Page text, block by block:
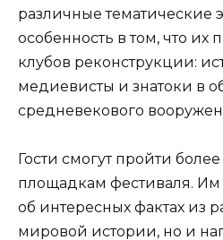
различные тематические
особенность в том, что их
клубов реконструкции:
медиевисты и знатоки в
средневекового
Гости смогут пройти
площадкам фестиваля. Им
об интересных фактах из
мировой истории, но и